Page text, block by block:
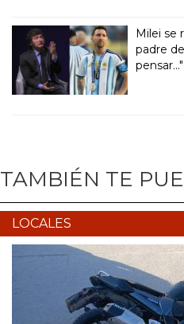
Milei se
padre
pensar..."
TAMBIÉN TE
LOCALES